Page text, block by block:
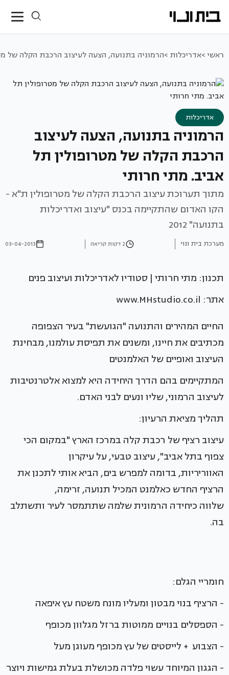
ראשי >אדריכלות >הרמוניה בתנועה, הצעה לעיצוב הרכבת הקלה של
אדריכלות
הרמוניה בתנועה, הצעה לעיצוב
הרכבת הקלה של מטרופולין תל
אביב. מתי חרותי
מתוך תערוכת עיצוב הרכבת הקלה של מטרופולין ת"א -
הקו האדום שהתקיימה בכנס "עיצוב ואדריכלות
בתנועה" 2012
מערכת בית ונוי 2 דקות קריאה 03-04-2013
תכנון: מתי חרותי | סטודיו לאדריכלות ועיצוב פנים
אתר: www.MHstudio.co.il
החיים המהירים והתנועה "הגועשת" בעיר הצפופה
מכתיבים את חיינו, ומשנים את תפיסת עולמנו, מבחינת
העיצוב ואופיים של האלמנטים
המתקיימים בהם הדרך היחידה היא למצוא אלטרנטיבות
לעיצוב הרמוני, שליו ונעים לבני האדם.
תהליך מציאת הרעיון:
עיצוב רציף של רכבת קלה במרכז הארץ "במקום הכי
צפוף בתל אביב", עיצוב טבעי, על עיקרון
האווריריות, בדומה למפרש בים, הביא אותי לתכנן את
הרציף החדש כאלמנט המכיל תנועה, זרימה,
שלווה כיחידה הרמונית שלמה שתתמסר לעיר ותשתלב
בה.
חומריי הגלם:
- הרציף בנוי מבטון ומעליו מונח משטח עץ איפאה
- הספסלים בנויים ממוטות ברזל מגלוון מכופף
- הצבוע + לייסטים של עץ מכופף מעוגן מעל
- הגגון המיוחד עשוי פלדה מכושלת בעלת גמישות ויוצר